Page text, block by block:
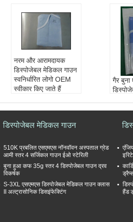
नरम और आरामदायक
डिस्पोजेबल मेडिकल गाउन
स्वनिर्धारित लोगो OEM
स्वीकार किए जाते हैं
सामग्री: Spunlance
गैर
एल,
दि।
रंग:
वजन:
साधन
डिस्पोजेबल मेडिकल गाउन
510K प्रबलित एसएमएस नॉनवॉवन अस्पताल ग्रेड
आमी स्तर 4 सर्जिकल गाउन ईओ स्टेरिली
बुना हुआ कफ 35g स्तर 4 डिस्पोजेबल गाउन द्रव
विकर्षक
S-3XL एसएमएस डिस्पोजेबल मेडिकल गाउन क्लास
II अल्ट्रासोनिक डिसइंफेक्टिंग
हैंड